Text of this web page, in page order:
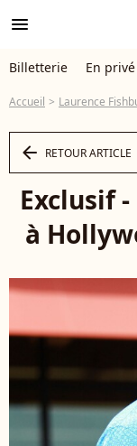
menu
Billetterie En
Accueil Laurence
arrow_left RETOUR ARTICLE
Exclusif
à